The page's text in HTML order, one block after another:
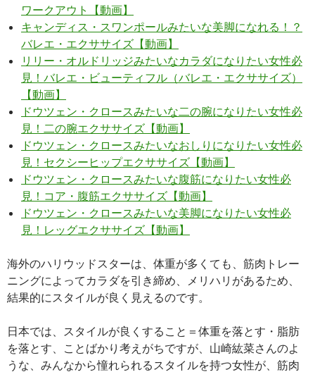
ワークアウト【動画】
キャンディス・スワンポールみたいな美脚になれる！？
バレエ・エクササイズ【動画】
リリー・オルドリッジみたいなカラダになりたい女性必
見！バレエ・ビューティフル（バレエ・エクササイズ）
【動画】
ドウツェン・クロースみたいな二の腕になりたい女性必
見！二の腕エクササイズ【動画】
ドウツェン・クロースみたいなおしりになりたい女性必
見！セクシーヒップエクササイズ【動画】
ドウツェン・クロースみたいな腹筋になりたい女性必
見！コア・腹筋エクササイズ【動画】
ドウツェン・クロースみたいな美脚になりたい女性必
見！レッグエクササイズ【動画】
海外のハリウッドスターは、体重が多くても、筋肉トレー
ニングによってカラダを引き締め、メリハリがあるため、
結果的にスタイルが良く見えるのです。
日本では、スタイルが良くすること＝体重を落とす・脂肪
を落とす、ことばかり考えがちですが、山崎紘菜さんのよ
うな、みんなから憧れられるスタイルを持つ女性が、筋肉